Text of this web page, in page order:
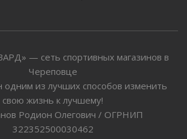
— сеть спортивных магазинов в
Череповце
одним из лучших способов изменить
свою жизнь к лучшему!
Родион Олегович / ОГРНИП
322352500030462